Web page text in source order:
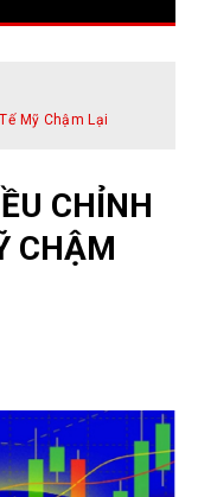
Mỹ Chậm Lại
CHẬM